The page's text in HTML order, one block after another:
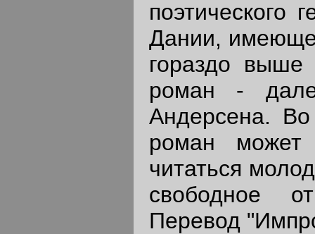
поэтического
Дании,
гораздо
роман -
Андерсена.
роман может
читаться
свободное
Перевод